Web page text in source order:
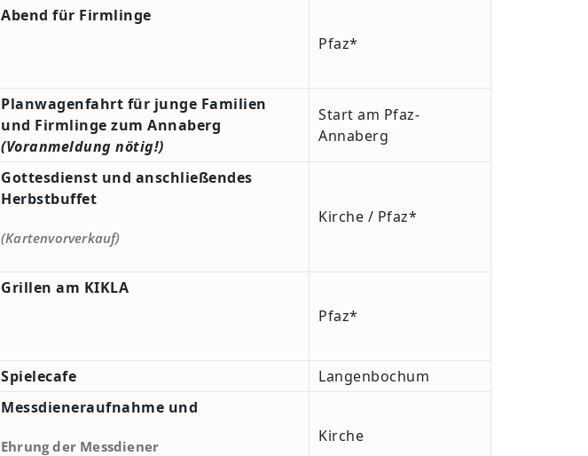
Abend für Firmlinge
Pfaz*
Planwagenfahrt für junge Familien
und Firmlinge zum Annaberg
(Voranmeldung nötig!)
Start am Pfaz-
Annaberg
Gottesdienst und anschließendes
Herbstbuffet
(Kartenvorverkauf)
Kirche / Pfaz*
Grillen am KIKLA
Pfaz*
Spielecafe Langenbochum
Messdieneraufnahme und
Ehrung der Messdiener
Kirche